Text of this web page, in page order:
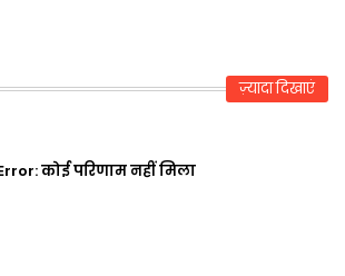
ज़्यादा दिखाएं
कोई परिणाम नहीं मिला